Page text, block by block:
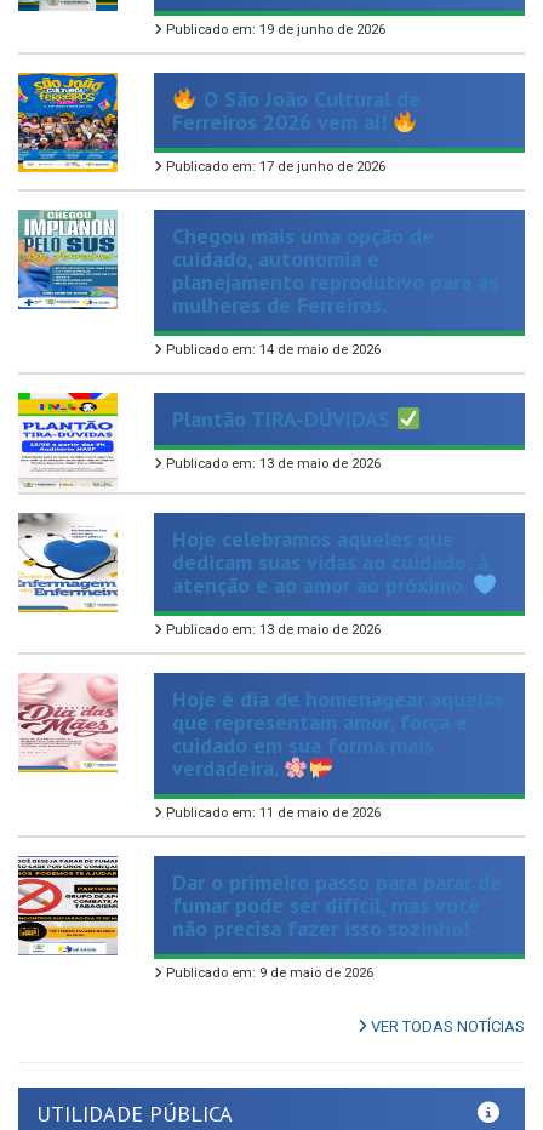
Publicado em: 19 de junho de 2026
O São João Cultural de
Ferreiros 2026 vem aí!
Publicado em: 17 de junho de 2026
Chegou mais uma opção de
cuidado, autonomia e
planejamento reprodutivo para as
mulheres de Ferreiros.
Publicado em: 14 de maio de 2026
Plantão TIRA-DÚVIDAS
Publicado em: 13 de maio de 2026
Hoje celebramos aqueles que
dedicam suas vidas ao cuidado, à
atenção e ao amor ao próximo.
Publicado em: 13 de maio de 2026
Hoje é dia de homenagear aquelas
que representam amor, força e
cuidado em sua forma mais
verdadeira.
Publicado em: 11 de maio de 2026
Dar o primeiro passo para parar de
fumar pode ser difícil, mas você
não precisa fazer isso sozinho!
Publicado em: 9 de maio de 2026
VER TODAS NOTÍCIAS
UTILIDADE PÚBLICA